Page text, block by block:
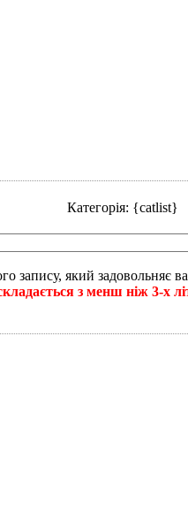
Категорія: {catlist}
запису, який задовольняє
з менш ніж 3-х